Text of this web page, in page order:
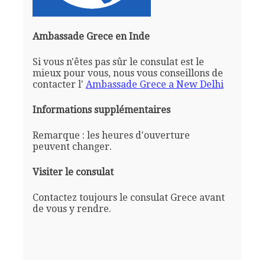
Ambassade Grece en Inde
Si vous n'êtes pas sûr le consulat est le
mieux pour vous, nous vous conseillons de
contacter l' Ambassade Grece a New Delhi
Informations supplémentaires
Remarque : les heures d'ouverture
peuvent changer.
Visiter le consulat
Contactez toujours le consulat Grece avant
de vous y rendre.